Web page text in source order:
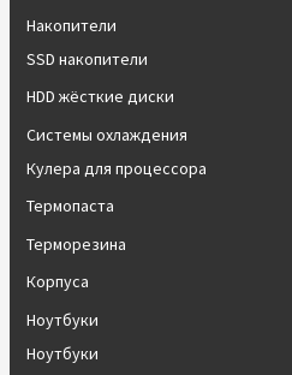
Накопители
SSD накопители
HDD жёсткие диски
Системы охлаждения
Кулера для процессора
Термопаста
Терморезина
Корпуса
Ноутбуки
Ноутбуки